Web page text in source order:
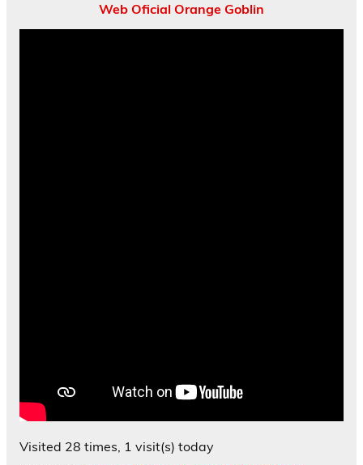
Web Oficial Orange Goblin
Visited 28 times, 1 visit(s) today